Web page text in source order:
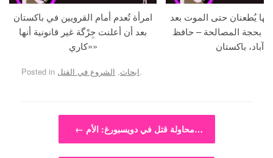
امرأة تُعدم أمام القرويين في باكستان
بعد أن أعلنت جِرْگة غير قانونية أنها
«كاري»
يُطعنان حتى الموت بعد
بحجة المصالحة – حافظ
آباد، باكستان
Posted in ابحاث, الشروع في القتل .
Post navigation
← محاولة قتل في دويسبورغ: الأم…